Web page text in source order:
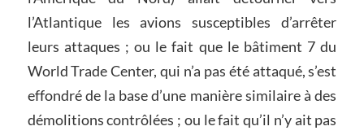
l’Atlantique les avions susceptibles d’arrêter
leurs attaques ; ou le fait que le bâtiment 7 du
World Trade Center, qui n’a pas été attaqué, s’est
effondré de la base d’une manière similaire à des
démolitions contrôlées ; ou le fait qu’il n’y ait pas